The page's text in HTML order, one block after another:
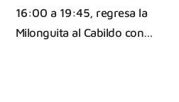
16:00 a 19:45, regresa la
Milonguita al Cabildo con…